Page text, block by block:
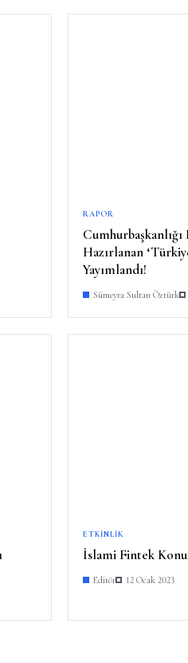
RAPOR
Hazırlanan
Yayımlandı!
Sümeyra Sultan Öztürk
ETKINLIK
İslami Fintek
Editör 12 Ocak 2023